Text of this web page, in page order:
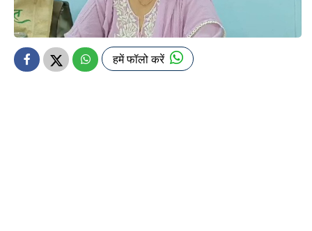
हमें फॉलो करें